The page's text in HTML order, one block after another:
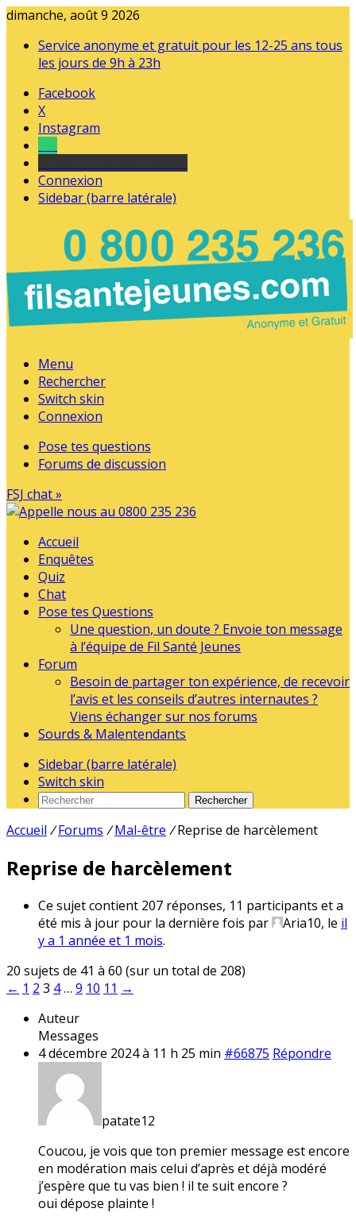
dimanche, août 9 2026
Service anonyme et gratuit pour les 12-25 ans tous
les jours de 9h à 23h
Facebook
X
Instagram
Connexion
Sidebar (barre latérale)
Menu
Rechercher
Switch skin
Connexion
Pose tes questions
Forums de discussion
FSJ chat »
Accueil
Enquêtes
Quiz
Chat
Pose tes Questions
Une question, un doute ? Envoie ton message
à l’équipe de Fil Santé Jeunes
Forum
Besoin de partager ton expérience, de recevoir
l’avis et les conseils d’autres internautes ?
Viens échanger sur nos forums
Sourds & Malentendants
Sidebar (barre latérale)
Switch skin
Rechercher
Accueil / Forums / Mal-être / Reprise de harcèlement
Reprise de harcèlement
Ce sujet contient 207 réponses, 11 participants et a
été mis à jour pour la dernière fois par
Aria10, le il
y a 1 année et 1 mois.
20 sujets de 41 à 60 (sur un total de 208)
← 1 2 3 4… 9 10 11 →
Auteur
Messages
4 décembre 2024 à 11 h 25 min #66875 Répondre
patate12
Coucou, je vois que ton premier message est encore
en modération mais celui d’après et déjà modéré
j’espère que tu vas bien ! il te suit encore ?
oui dépose plainte !